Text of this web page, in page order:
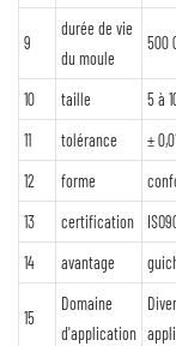
9
durée de vie
du moule
500
10 taille
5 à
11
tolérance
±
12
forme
13
certification
14
avantage
15
Domaine
d'application